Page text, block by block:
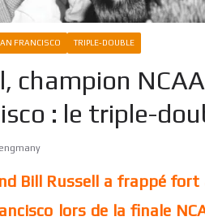
FRANCISCO TRIPLE-DOUBLE
champion
: le triple-
Bill Russell a frappé
lors de la finale